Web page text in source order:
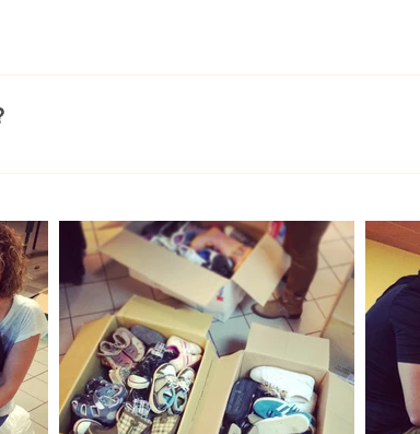
de premiers soins - Fourniture scolaire - Manuel
via les réseaux sociaux, par mail auprès des
nous programmons une à 2 journées dans le
et peser chaque colis - Charger et dépôt au
s'inscrirent par mail :